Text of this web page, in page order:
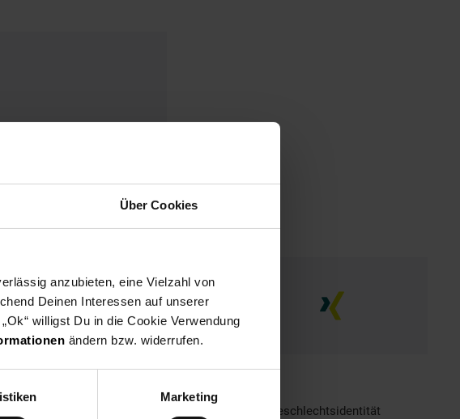
Über Cookies
anzubieten, eine Vielzahl von
Deinen Interessen auf unserer
willigst Du in die Cookie Verwendung
ändern bzw. widerrufen.
Marketing
sind bei Netto Menschen jeder Geschlechtsidentität